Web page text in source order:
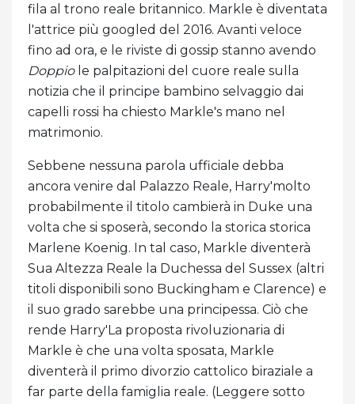
fila al trono reale britannico. Markle è diventata
l'attrice più googled del 2016. Avanti veloce
fino ad ora, e le riviste di gossip stanno avendo
Doppiole palpitazioni del cuore reale sulla
notizia che il principe bambino selvaggio dai
capelli rossi ha chiesto Markle's mano nel
matrimonio.
Sebbene nessuna parola ufficiale debba
ancora venire dal Palazzo Reale, Harry'molto
probabilmente il titolo cambierà in Duke una
volta che si sposerà, secondo la storica storica
Marlene Koenig. In tal caso, Markle diventerà
Sua Altezza Reale la Duchessa del Sussex (altri
titoli disponibili sono Buckingham e Clarence) e
il suo grado sarebbe una principessa. Ciò che
rende Harry'La proposta rivoluzionaria di
Markle è che una volta sposata, Markle
diventerà il primo divorzio cattolico biraziale a
far parte della famiglia reale. (Leggere sotto